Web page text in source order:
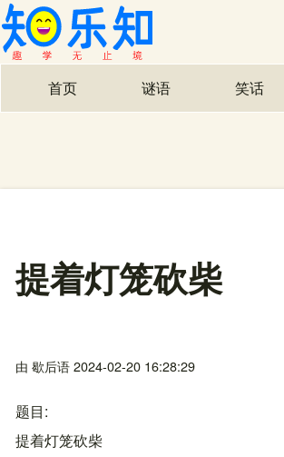
主导航
首页 谜语 笑话
提着灯笼砍柴
由 歇后语2024-02-20 16:28:29
题目
提着灯笼砍柴